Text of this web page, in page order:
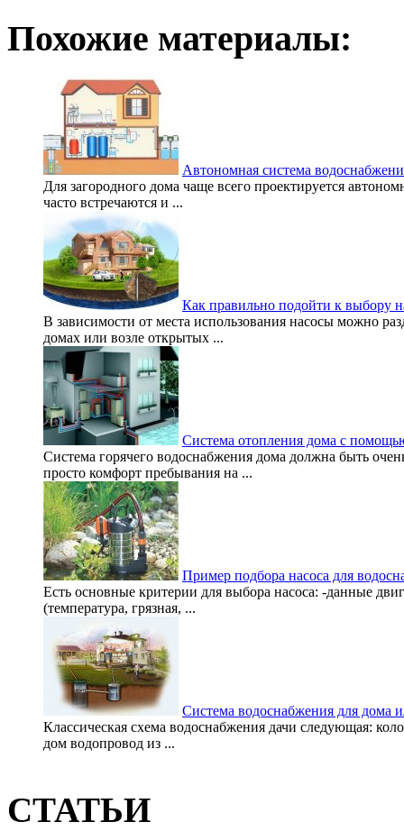
Похожие материалы:
Автономная система
Для загородного дома чаще всего проектируется
часто встречаются и ...
Как правильно подойти к выбору
В зависимости от места использования насосы можно
домах или возле открытых ...
Система отопления дома с
Система горячего водоснабжения дома должна быть
просто комфорт пребывания на ...
Пример подбора насоса для
Есть основные критерии для выбора насоса: -данные
(температура, грязная, ...
Система водоснабжения для дома
Классическая схема водоснабжения дачи следующая:
дом водопровод из ...
СТАТЬИ